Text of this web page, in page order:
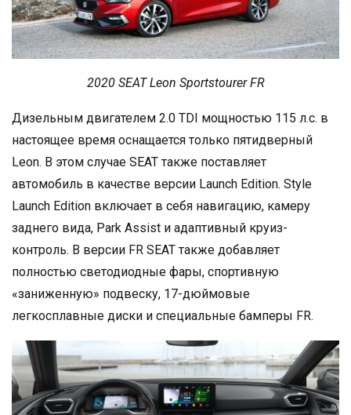
2020 SEAT Leon Sportstourer FR
Дизельным двигателем 2.0 TDI мощностью 115 л.с. в
настоящее время оснащается только пятидверный
Leon. В этом случае SEAT также поставляет
автомобиль в качестве версии Launch Edition. Style
Launch Edition включает в себя навигацию, камеру
заднего вида, Park Assist и адаптивный круиз-
контроль. В версии FR SEAT также добавляет
полностью светодиодные фары, спортивную
«заниженную» подвеску, 17-дюймовые
легкосплавные диски и специальные бамперы FR.